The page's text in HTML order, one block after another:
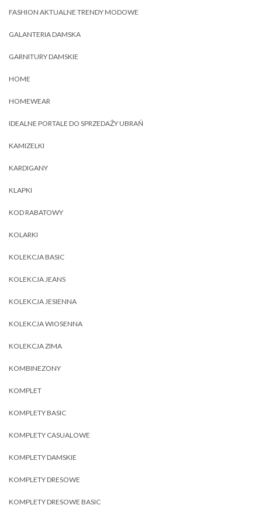
FASHION AKTUALNE TRENDY MODOWE
GALANTERIA DAMSKA
GARNITURY DAMSKIE
HOME
HOMEWEAR
IDEALNE PORTALE DO SPRZEDAŻY UBRAŃ
KAMIZELKI
KARDIGANY
KLAPKI
KOD RABATOWY
KOLARKI
KOLEKCJA BASIC
KOLEKCJA JEANS
KOLEKCJA JESIENNA
KOLEKCJA WIOSENNA
KOLEKCJA ZIMA
KOMBINEZONY
KOMPLET
KOMPLETY BASIC
KOMPLETY CASUALOWE
KOMPLETY DAMSKIE
KOMPLETY DRESOWE
KOMPLETY DRESOWE BASIC